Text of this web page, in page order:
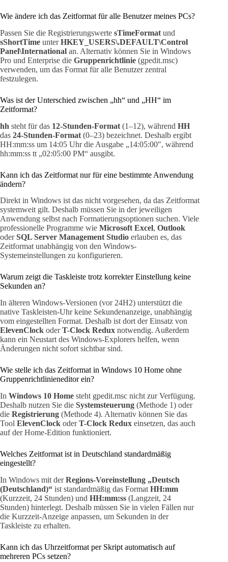
Wie ändere ich das Zeitformat für alle Benutzer meines PCs?
Passen Sie die Registrierungswerte sTimeFormat und
sShortTime unterHKEY_USERS\.DEFAULT\Control
Panel\International an. Alternativ können Sie in Windows
Pro und Enterprise die Gruppenrichtlinie (gpedit.msc)
verwenden, um das Format für alle Benutzer zentral
festzulegen.
Was ist der Unterschied zwischen „hh“ und „HH“ im
Zeitformat?
hh steht für das 12-Stunden-Format (1–12), während HH
das 24-Stunden-Format (0–23) bezeichnet. Deshalb ergibt
HH:mm:ss um 14:05 Uhr die Ausgabe „14:05:00″, während
hh:mm:ss tt „02:05:00 PM“ ausgibt.
Kann ich das Zeitformat nur für eine bestimmte Anwendung
ändern?
Direkt in Windows ist das nicht vorgesehen, da das Zeitformat
systemweit gilt. Deshalb müssen Sie in der jeweiligen
Anwendung selbst nach Formatierungsoptionen suchen. Viele
professionelle Programme wie Microsoft Excel, Outlook
oderSQL Server Management Studio erlauben es, das
Zeitformat unabhängig von den Windows-
Systemeinstellungen zu konfigurieren.
Warum zeigt die Taskleiste trotz korrekter Einstellung keine
Sekunden an?
In älteren Windows-Versionen (vor 24H2) unterstützt die
native Taskleisten-Uhr keine Sekundenanzeige, unabhängig
vom eingestellten Format. Deshalb ist dort der Einsatz von
ElevenClock oderT-Clock Redux notwendig. Außerdem
kann ein Neustart des Windows-Explorers helfen, wenn
Änderungen nicht sofort sichtbar sind.
Wie stelle ich das Zeitformat in Windows 10 Home ohne
Gruppenrichtlinieneditor ein?
In Windows 10 Home steht gpedit.msc nicht zur Verfügung.
Deshalb nutzen Sie die Systemsteuerung (Methode 1) oder
die Registrierung (Methode 4). Alternativ können Sie das
Tool ElevenClock oderT-Clock Redux einsetzen, das auch
auf der Home-Edition funktioniert.
Welches Zeitformat ist in Deutschland standardmäßig
eingestellt?
In Windows mit derRegions-Voreinstellung „Deutsch
(Deutschland)“ ist standardmäßig das Format HH:mm
(Kurzzeit, 24 Stunden) und HH:mm:ss (Langzeit, 24
Stunden) hinterlegt. Deshalb müssen Sie in vielen Fällen nur
die Kurzzeit-Anzeige anpassen, um Sekunden in der
Taskleiste zu erhalten.
Kann ich das Uhrzeitformat per Skript automatisch auf
mehreren PCs setzen?